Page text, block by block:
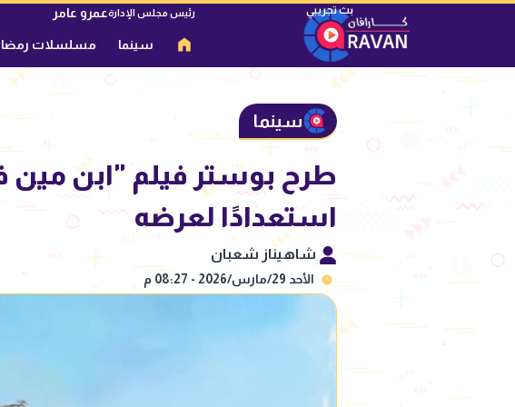
رئيس مجلس الإدارةعمرو عامر
سينما مسلسلات رمضان
سينما
طرح بوستر فيلم "ابن مين
استعدادًا لعرضه
شاهيناز شعبان
الأحد 29/مارس/2026 - 08:27 م